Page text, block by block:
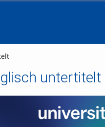
untertitelt